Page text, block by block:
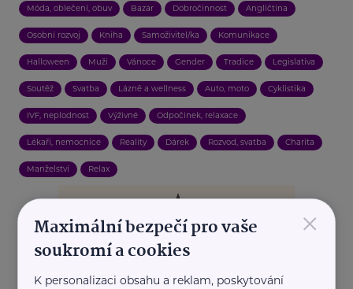
Móda, oblečení, obuv Bazar Dobročinnost Angličtina
Osobní rozvoj Kniha Samoživitel/ka Komunikace
Halloween Muži Vánoce Gender Tradice Legislativa
Soutěž Svatba Lázně a wellness Auto, moto Cyklistika
IVF, neplodnost Výživné Odpočinek, relaxace
Lékaři, nemocnice Reality Dárek Rozvod, svatba Charita
Manželství Relax
×
Maximální bezpečí pro vaše
soukromí a cookies
K personalizaci obsahu a reklam, poskytování